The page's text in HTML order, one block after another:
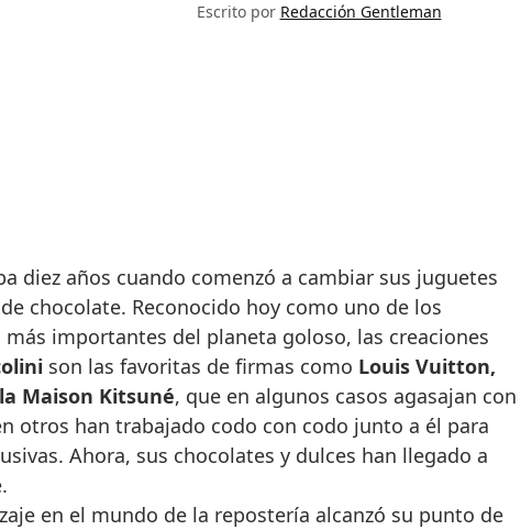
Escrito por Redacción Gentleman
chocolate. Reconocido hoy como uno de los
importantes del planeta goloso, las creaciones
son las favoritas de firmas como Louis Vuitton,
Maison Kitsuné, que en algunos casos agasajan con
otros han trabajado codo con codo junto a él para
Ahora, sus chocolates y dulces han llegado a
en el mundo de la repostería alcanzó su punto de